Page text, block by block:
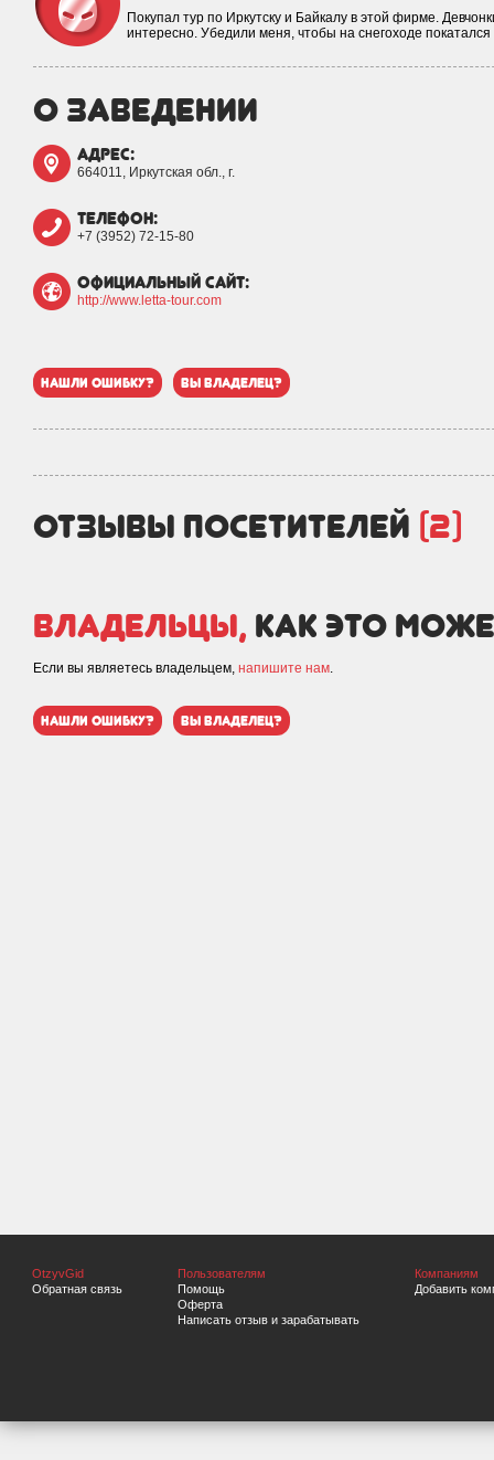
Покупал тур по Иркутску и Байкалу в этой фирме.
интересно. Убедили меня, чтобы на снегоходе покатался
о заведении
адрес:
664011, Иркутская обл., г.
телефон:
+7 (3952) 72-15-80
официальный сайт:
http://www.letta-tour.com
нашли ошибку? вы владелец?
отзывы посетителей (2)
Владельцы, как это
Если вы являетесь владельцем, напишите нам.
нашли ошибку? вы владелец?
OtzyvGid
Обратная связь
Пользователям
Помощь
Оферта
Написать отзыв и зарабатывать
Компаниям
Добавить